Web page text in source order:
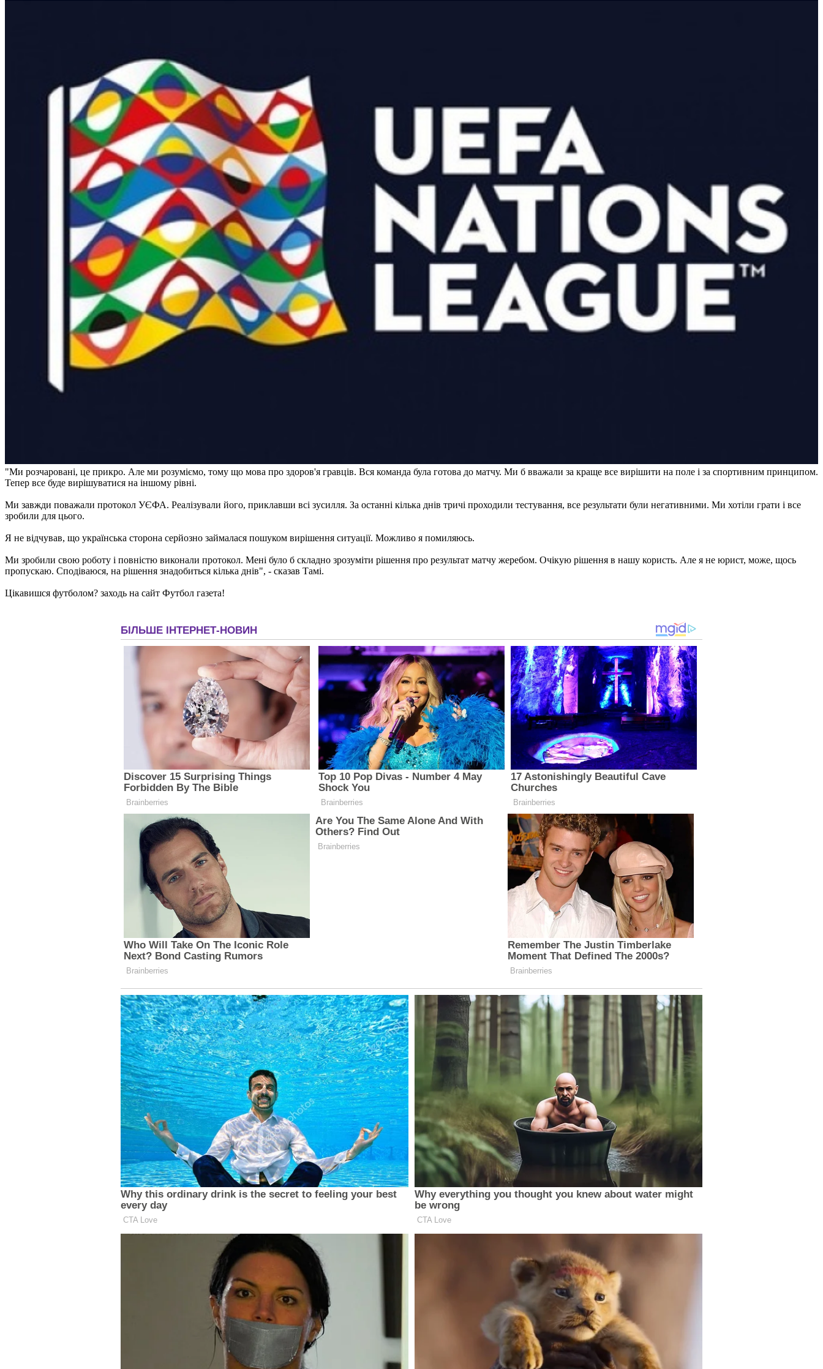
"Ми розчаровані, це прикро. Але ми розуміємо, тому що мова про здоров'я гравців. Вся команда була готова до матчу. Ми б вважали за краще все вирішити на поле і за спортивним принципом.
Тепер все буде вирішуватися на іншому рівні.
Ми завжди поважали протокол УЄФА. Реалізували його, приклавши всі зусилля. За останні кілька днів тричі проходили тестування, все результати були негативними. Ми хотіли грати і все
зробили для цього.
Я не відчував, що українська сторона серйозно займалася пошуком вирішення ситуації. Можливо я помиляюсь.
Ми зробили свою роботу і повністю виконали протокол. Мені було б складно зрозуміти рішення про результат матчу жеребом. Очікую рішення в нашу користь. Але я не юрист, може, щось
пропускаю. Сподіваюся, на рішення знадобиться кілька днів", - сказав Тамі.
Цікавишся футболом? заходь на сайт Футбол газета!